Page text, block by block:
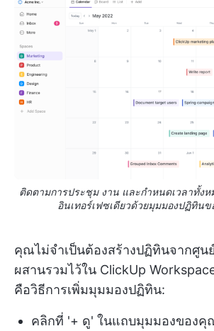
ติดตามการประชุม งาน และกำหนดเวลาทั้งห
อินเทอร์เฟซเดียวด้วยมุมมองปฏิทินข
คุณไม่จำเป็นต้องสร้างปฏิทินจากศู
ผสานรวมไว้ใน ClickUp
คือวิธีการเพิ่มมุมมองปฏิทิน:
คลิกที่ '+ ดู' ในแถบมุมมองของคุ